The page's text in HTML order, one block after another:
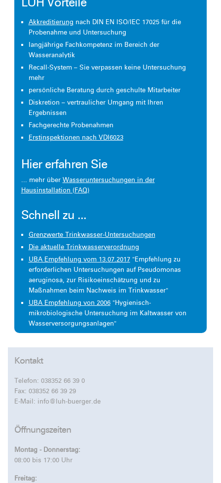
Akkreditierung nach DIN EN ISO/IEC 17025 für die
Probenahme und Untersuchung
langjährige Fachkompetenz im Bereich der
Wasseranalytik
Recall-System – Sie verpassen keine Untersuchung
mehr
persönliche Beratung durch geschulte Mitarbeiter
Diskretion – vertraulicher Umgang mit Ihren
Ergebnissen
Fachgerechte Probenahmen
Erstinspektionen nach VDI6023
Hier erfahren Sie
... mehr über Wasseruntersuchungen in der
Hausinstallation (FAQ)
Schnell zu ...
Grenzwerte Trinkwasser-Untersuchungen
Die aktuelle Trinkwasserverordnung
UBA Empfehlung vom 13.07.2017"Empfehlung zu
erforderlichen Untersuchungen auf Pseudomonas
aeruginosa, zur Risikoeinschätzung und zu
Maßnahmen beim Nachweis im Trinkwasser"
UBA Empfehlung von 2006"Hygienisch-
mikrobiologische Untersuchung im Kaltwasser von
Wasserversorgungsanlagen"
Kontakt
Telefon:038352 66 39 0
Fax: 038352 66 39 29
E-Mail: info@luh-buerger.de
Öffnungszeiten
Montag - Donnerstag:
08:00 bis 17:00 Uhr
Freitag: